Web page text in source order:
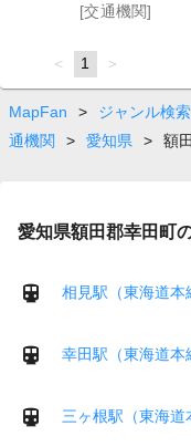
[交通機関]
page
You're
on
page
1 page
MapFan > ジャンル検索
通機関
> 愛知県 > 額
愛知県額田郡幸田町
相見駅（東海道本
幸田駅（東海道本
三ヶ根駅（東海道